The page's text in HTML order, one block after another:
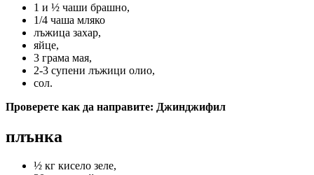
1 и ½ чаши брашно,
1/4 чаша мляко
лъжица захар,
яйце,
3 грама мая,
2-3 супени лъжици олио,
сол.
Проверете как да направите: Джинджифил
плънка
½ кг кисело зеле,